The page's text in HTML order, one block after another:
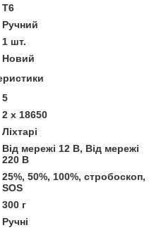
T6
Ручний
1 шт.
Новий
5
2 х 18650
Ліхтарі
Від мережі 12 В, Від мережі
220 В
25%, 50%, 100%, стробоскоп,
SOS
300 г
Ручні